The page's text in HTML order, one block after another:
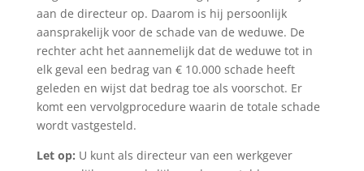
aan de directeur op. Daarom is hij persoonlijk
aansprakelijk voor de schade van de weduwe. De
rechter acht het aannemelijk dat de weduwe tot in
elk geval een bedrag van € 10.000 schade heeft
geleden en wijst dat bedrag toe als voorschot. Er
komt een vervolgprocedure waarin de totale schade
wordt vastgesteld.
Let op: U kunt als directeur van een werkgever